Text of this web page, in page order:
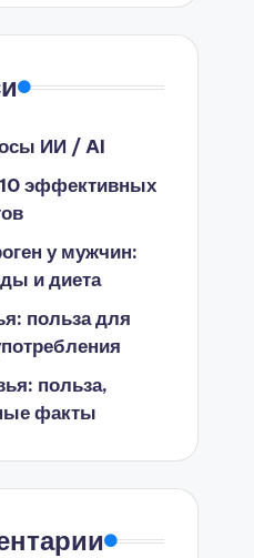
ИИ / AI
10 эффективных
у мужчин:
и диета
польза для
польза,
факты